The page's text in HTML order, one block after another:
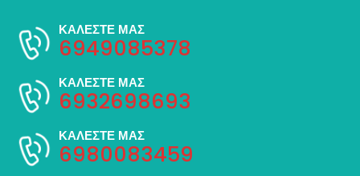
ΚΑΛΕΣΤΕ ΜΑΣ
6949085378
ΚΑΛΕΣΤΕ ΜΑΣ
6932698693
ΚΑΛΕΣΤΕ ΜΑΣ
6980083459